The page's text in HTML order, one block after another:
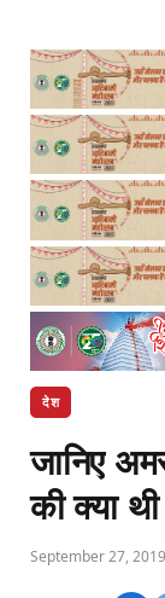
देश
जानिए
की क्या
September 27, 2019